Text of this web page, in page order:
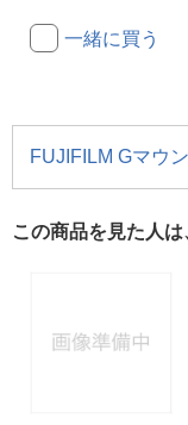
一緒に買う
FUJIFILM Gマウ
この商品を見た人